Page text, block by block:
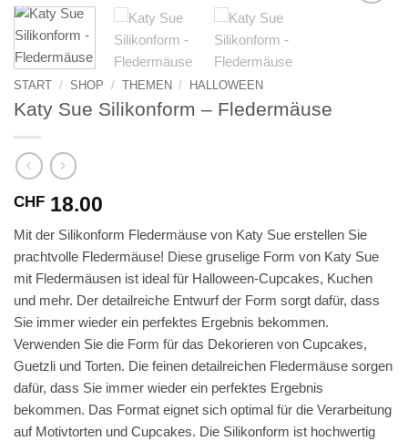
START / SHOP / THEMEN / HALLOWEEN
Katy Sue Silikonform – Fledermäuse
CHF 18.00
Mit der Silikonform Fledermäuse von Katy Sue erstellen Sie
prachtvolle Fledermäuse! Diese gruselige Form von Katy Sue
mit Fledermäusen ist ideal für Halloween-Cupcakes, Kuchen
und mehr. Der detailreiche Entwurf der Form sorgt dafür, dass
Sie immer wieder ein perfektes Ergebnis bekommen.
Verwenden Sie die Form für das Dekorieren von Cupcakes,
Guetzli und Torten. Die feinen detailreichen Fledermäuse sorgen
dafür, dass Sie immer wieder ein perfektes Ergebnis
bekommen. Das Format eignet sich optimal für die Verarbeitung
auf Motivtorten und Cupcakes. Die Silikonform ist hochwertig